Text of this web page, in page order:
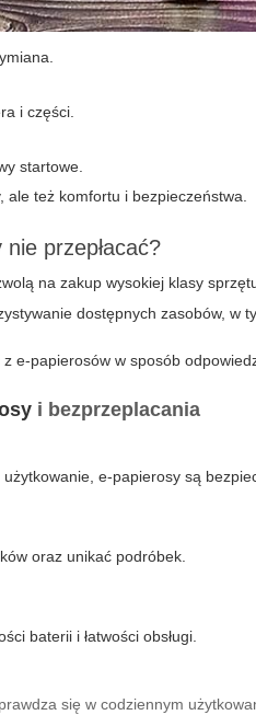
i części.
startowe.
ale też komfortu i bezpieczeństwa.
przepłacać?
na zakup wysokiej klasy
dostępnych zasobów, w
e-papierosów w sposób
i bezprzeplacania
e-papierosy są
oraz unikać podróbek.
baterii i łatwości obsługi.
się w codziennym